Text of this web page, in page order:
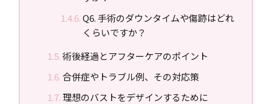
Q6. 手術のダウンタイムや傷跡はどれ
くらいですか？
術後経過とアフターケアのポイント
合併症やトラブル例、その対応策
理想のバストをデザインするために